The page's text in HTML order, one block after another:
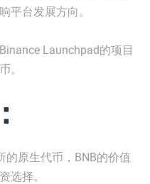
平台发展方向。
Launchpad的项目
。
的原生代币，BNB的价值
选择。